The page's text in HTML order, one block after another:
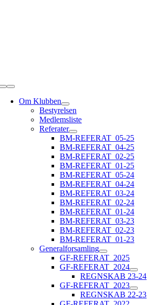
Toggle
NavigationOm Klubben
Bestyrelsen
Medlemsliste
Referater
BM-REFERAT_05-25
BM-REFERAT_04-25
BM-REFERAT_02-25
BM-REFERAT_01-25
BM-REFERAT_05-24
BM-REFERAT_04-24
BM-REFERAT_03-24
BM-REFERAT_02-24
BM-REFERAT_01-24
BM-REFERAT_03-23
BM-REFERAT_02-23
BM-REFERAT_01-23
Generalforsamling
GF-REFERAT_2025
GF-REFERAT_2024
REGNSKAB 23-24
GF-REFERAT_2023
REGNSKAB 22-23